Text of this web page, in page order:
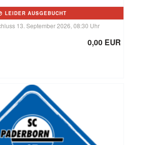
LEIDER AUSGEBUCHT
13. September 2026, 08:30 Uhr
0,00 EUR